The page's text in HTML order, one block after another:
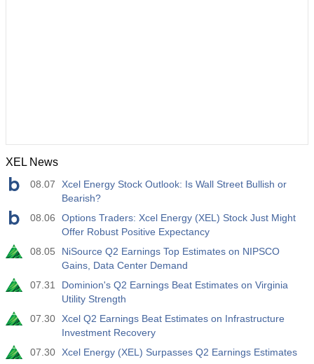
XEL News
08.07
Xcel Energy Stock Outlook: Is Wall Street Bullish or
Bearish?
08.06
Options Traders: Xcel Energy (XEL) Stock Just Might
Offer Robust Positive Expectancy
08.05
NiSource Q2 Earnings Top Estimates on NIPSCO
Gains, Data Center Demand
07.31
Dominion's Q2 Earnings Beat Estimates on Virginia
Utility Strength
07.30
Xcel Q2 Earnings Beat Estimates on Infrastructure
Investment Recovery
07.30
Xcel Energy (XEL) Surpasses Q2 Earnings Estimates